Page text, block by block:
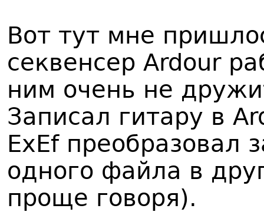
Вот тут мне
секвенсер Ardour
ним очень не
Записал гитару в
ExEf преобразовал
одного файла в
проще говоря).